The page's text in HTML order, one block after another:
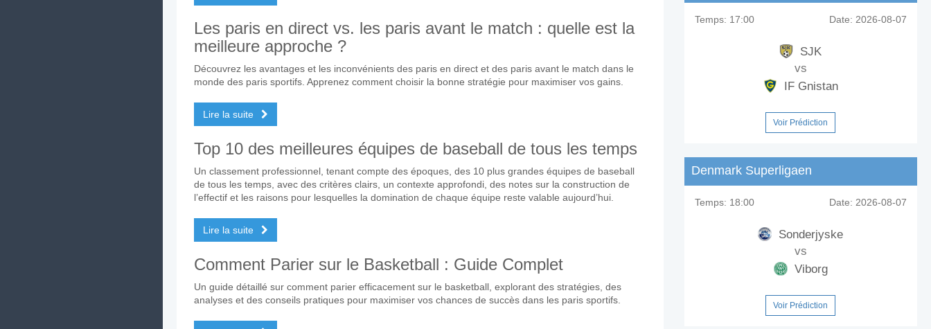
Les paris en direct vs. les paris avant le match : quelle est la
meilleure approche ?
Découvrez les avantages et les inconvénients des paris en direct et des paris avant le match dans le
monde des paris sportifs. Apprenez comment choisir la bonne stratégie pour maximiser vos gains.
Lire la suite
Top 10 des meilleures équipes de baseball de tous les temps
Un classement professionnel, tenant compte des époques, des 10 plus grandes équipes de baseball
de tous les temps, avec des critères clairs, un contexte approfondi, des notes sur la construction de
l’effectif et les raisons pour lesquelles la domination de chaque équipe reste valable aujourd’hui.
Lire la suite
Comment Parier sur le Basketball : Guide Complet
Un guide détaillé sur comment parier efficacement sur le basketball, explorant des stratégies, des
analyses et des conseils pratiques pour maximiser vos chances de succès dans les paris sportifs.
Temps: 17:00 Date: 2026-08-07
SJK
vs
IF Gnistan
Voir Prédiction
Denmark Superligaen
Temps: 18:00 Date: 2026-08-07
Sonderjyske
vs
Viborg
Voir Prédiction